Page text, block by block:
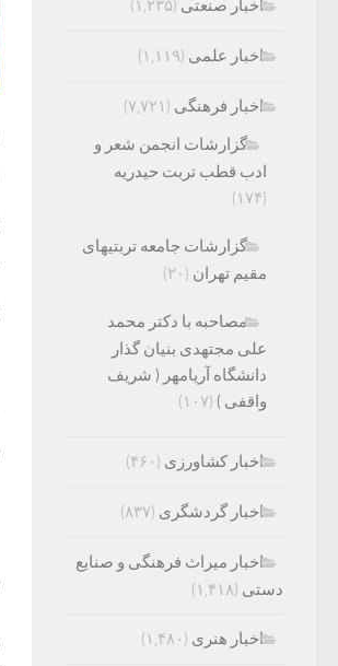
اخبار صنعتی (۱,۲۳۵)
اخبار علمی (۱,۱۱۹)
اخبار فرهنگی (۷,۷۲۱)
گزارشات انجمن شعر و
ادب قطب تربت حیدریه
(۱۷۴)
گزارشات جامعه تربتیهای
مقیم تهران (۲۰)
مصاحبه با دکتر محمد
علی مجتهدی بنیان گذار
دانشگاه آریامهر ( شریف
واقفی ) (۱۰۷)
اخبار کشاورزی (۴۶۰)
اخبار گردشگری (۸۳۷)
اخبار میراث فرهنگی و صنایع
دستی (۱,۴۱۸)
اخبار هنری (۱,۴۸۰)